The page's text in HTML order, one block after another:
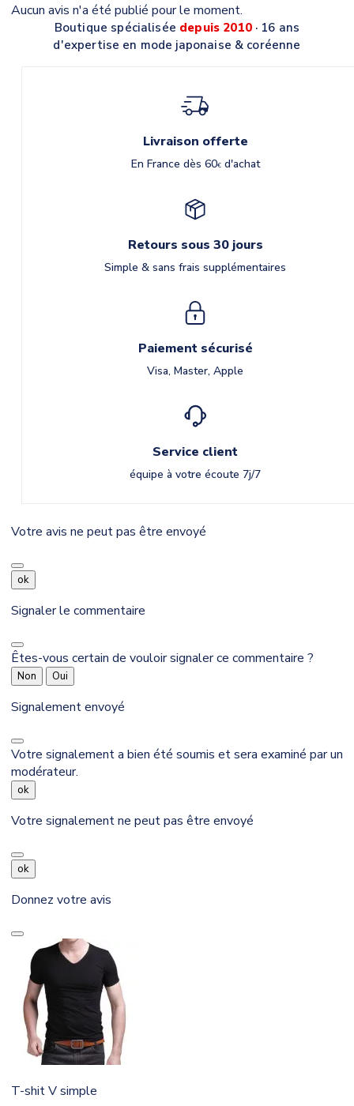
Aucun avis n'a été publié pour le moment.
Boutique spécialisée depuis 2010· 16 ans
d'expertise en mode japonaise & coréenne
Livraison offerte
En France dès 60€d'achat
Retours sous 30 jours
Simple & sans frais supplémentaires
Paiement sécurisé
Visa, Master, Apple
Service client
équipe à votre écoute 7j/7
Votre avis ne peut pas être envoyé
ok
Signaler le commentaire
Êtes-vous certain de vouloir signaler ce commentaire ?
Non Oui
Signalement envoyé
Votre signalement a bien été soumis et sera examiné par un
modérateur.
ok
Votre signalement ne peut pas être envoyé
ok
Donnez votre avis
T-shit V simple